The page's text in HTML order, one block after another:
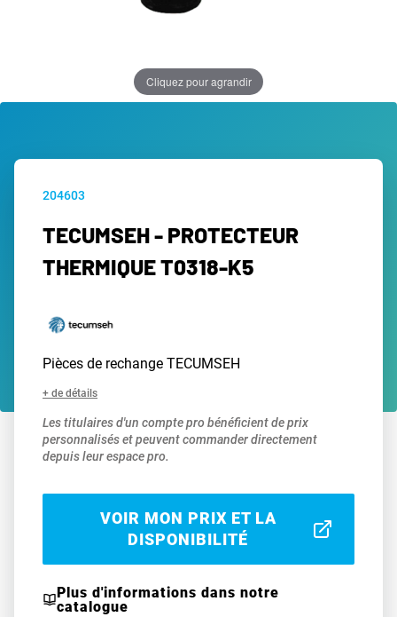
Cliquez pour agrandir
204603
TECUMSEH - PROTECTEUR
THERMIQUE T0318-K5
Pièces de rechange TECUMSEH
+ de détails
Les titulaires d'un compte pro bénéficient de prix
personnalisés et peuvent commander directement
depuis leur espace pro.
VOIR MON PRIX ET LA
DISPONIBILITÉ
Plus d'informations dans notre
catalogue